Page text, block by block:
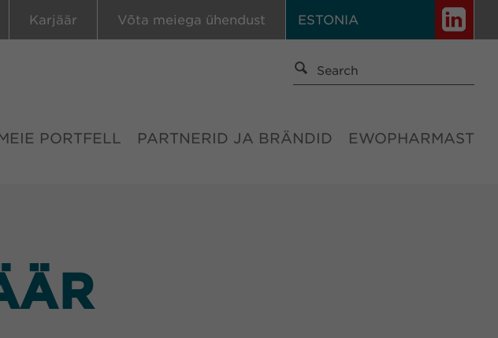
ESTONIA
Karjäär Võta meiega ühendust
PORTFELL PARTNERID JA BRÄNDID EWOPHARMAST